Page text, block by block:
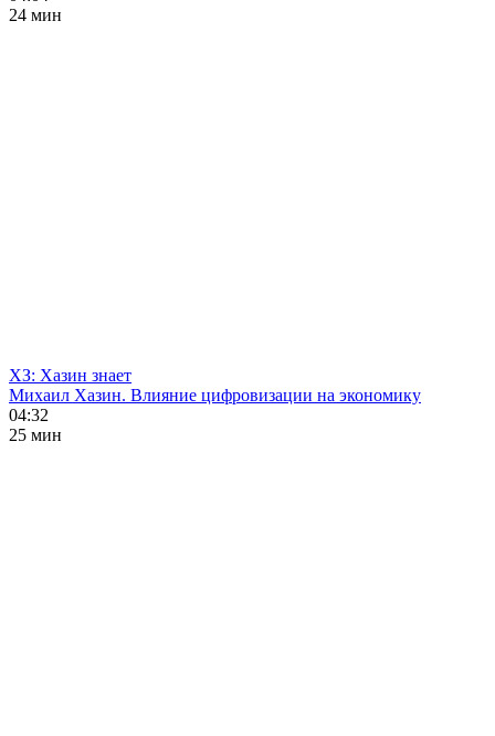
24 мин
ХЗ: Хазин знает
Михаил Хазин. Влияние цифровизации на экономику
04:32
25 мин